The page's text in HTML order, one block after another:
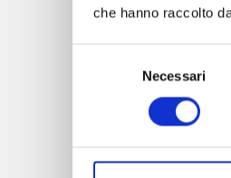
che hanno raccolto
Necessari